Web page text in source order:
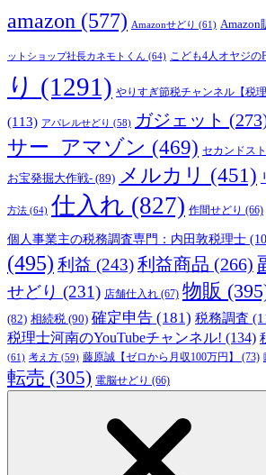
amazon (577) Amazonせどり (61) Amazon
ットショップ社長カネモトくん (64) こども4人オヤジの
り (1291) やりすぎ節税チャンネル【税理
(113) アパレルせどり (58) ガジェット
サー_アマゾン (469) セカンドス
お宝発掘大作戦- (89) メルカリ (451)
方法 (64) 仕入れ (827) 作間せどり (66)
個人事業主の税務調査専門：内田敦税理士
(495) 利益 (243)利益商品 (266)
せどり (231) 店舗仕入れ (67) 物販
(82) 相続税 (90) 確定申告 (181) 税務調査
税理士河南のYouTubeチャンネル! (134)
(61) 考え方 (59) 藤原誠【ゼロから月収100万円】 (73)
転売 (305) 電脳せどり (66)